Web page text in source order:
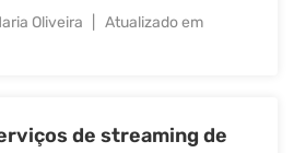
Oliveira
Atualizado em
de streaming de